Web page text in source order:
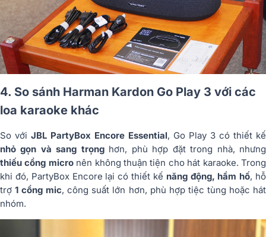
4. So sánh Harman Kardon Go Play 3 với các
loa karaoke khác
So với JBL PartyBox Encore Essential, Go Play 3 có thiết kế
nhỏ gọn và sang trọnghơn, phù hợp đặt trong nhà, nhưng
thiếu cổng micronên không thuận tiện cho hát karaoke. Trong
khi đó, PartyBox Encore lại có thiết kế năng động, hầm hố, hỗ
trợ1 cổng mic, công suất lớn hơn, phù hợp tiệc tùng hoặc hát
nhóm.